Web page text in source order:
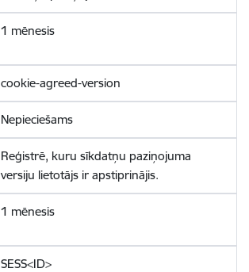
1 mēnesis
cookie-agreed-version
Nepieciešams
Reģistrē, kuru sīkdatņu paziņojuma
versiju lietotājs ir apstiprinājis.
1 mēnesis
SESS<ID>